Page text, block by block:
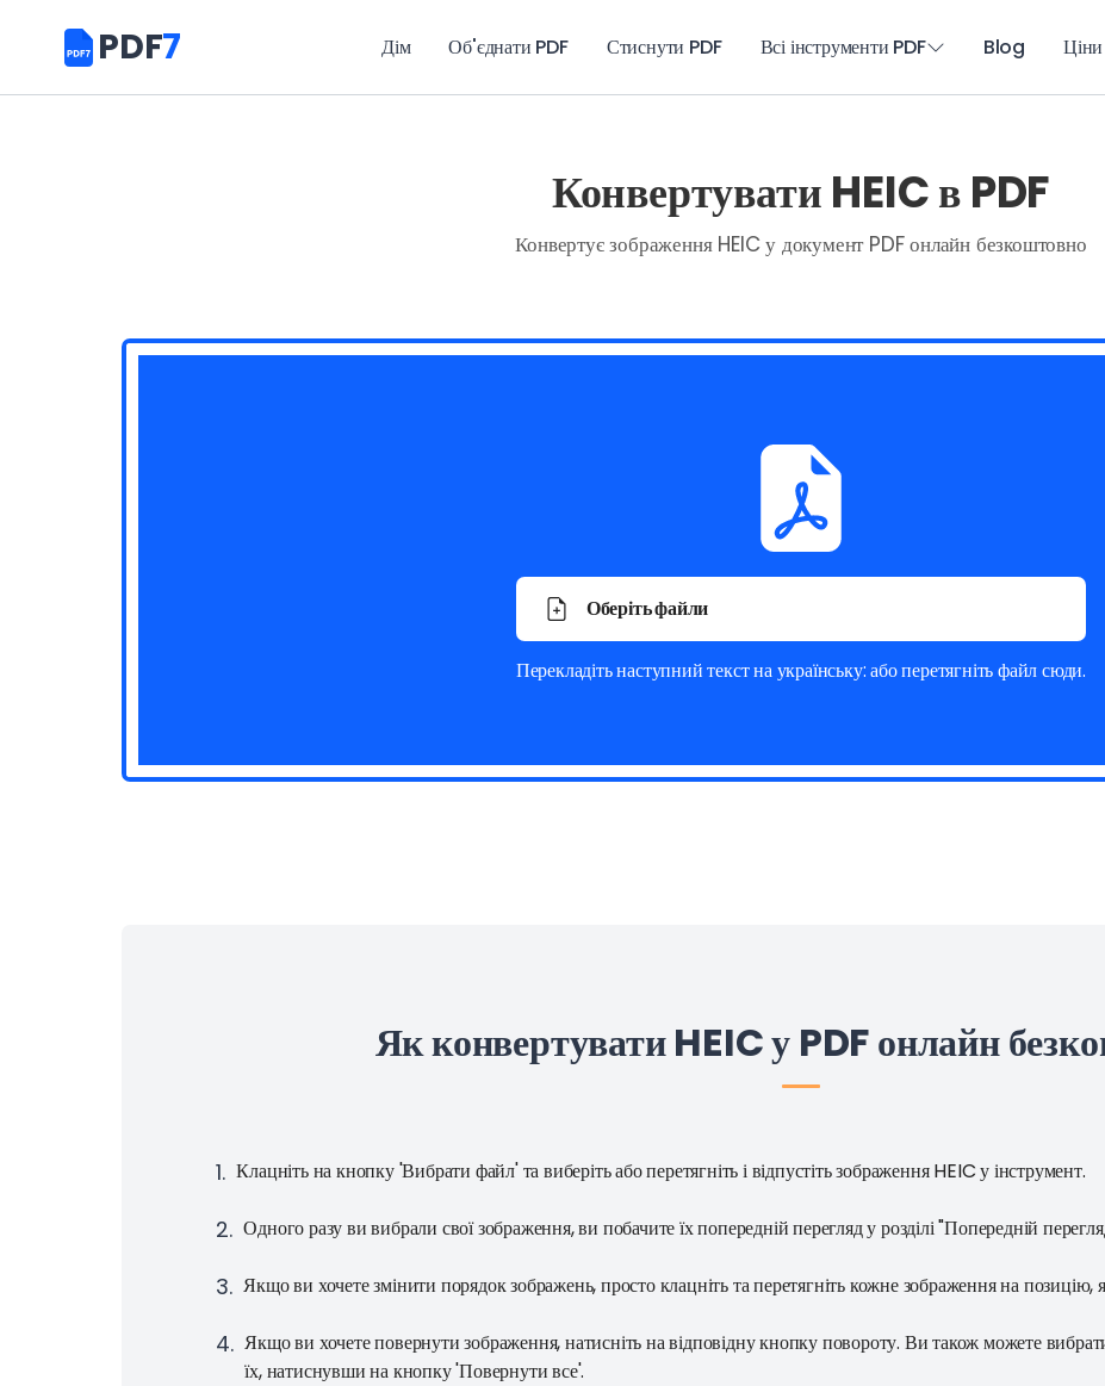
PDF7 Дім Об'єднати PDF Стиснути PDF Всі інструменти PDF Blog Ціни
Конвертувати HEIC в PDF
Конвертує зображення HEIC у документ PDF онлайн безкоштовно
Оберіть файли
Перекладіть наступний текст на українську: або перетягніть файл сюди.
Як конвертувати HEIC у PDF онлайн
1. Клацніть на кнопку 'Вибрати файл' та виберіть або перетягніть і відпустіть зображення HEIC у інструмент.
2. Одного разу ви вибрали свої зображення, ви побачите їх попередній перегляд у розділі "Попередній
3. Якщо ви хочете змінити порядок зображень, просто клацніть та перетягніть кожне зображення на позицію,
4. Якщо ви хочете повернути зображення, натисніть на відповідну кнопку повороту. Ви також можете
їх, натиснувши на кнопку 'Повернути все'.